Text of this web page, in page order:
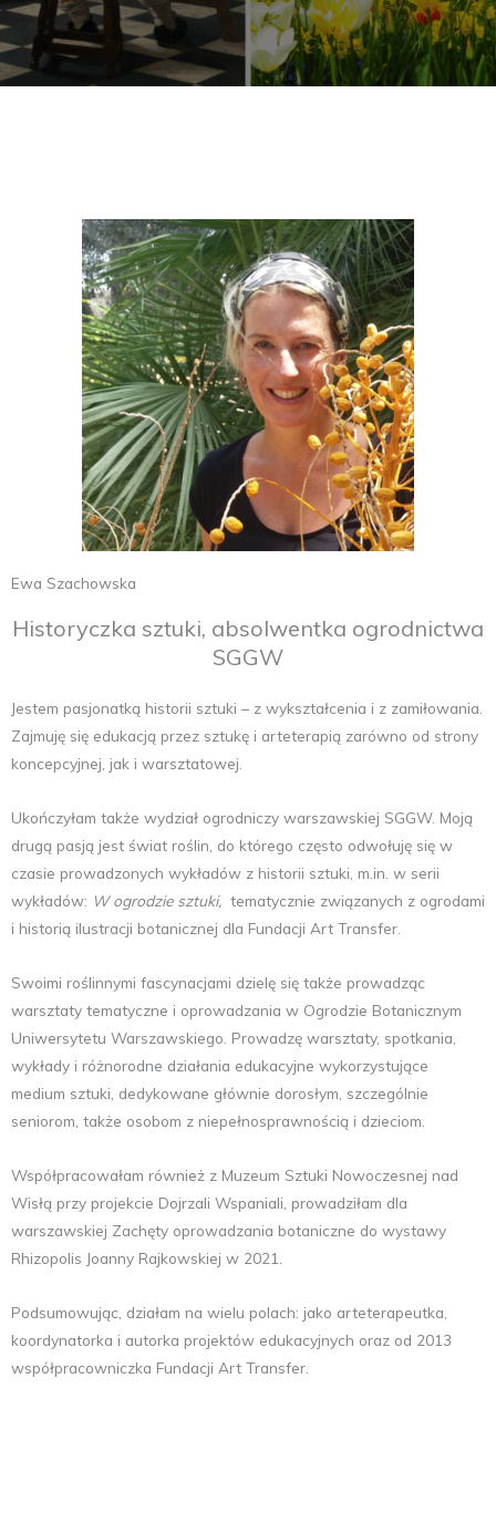
Ewa Szachowska
Historyczka sztuki, absolwentka ogrodnictwa
SGGW
Jestem pasjonatką historii sztuki – z wykształcenia i z zamiłowania.
Zajmuję się edukacją przez sztukę i arteterapią zarówno od strony
koncepcyjnej, jak i warsztatowej.
Ukończyłam także wydział ogrodniczy warszawskiej SGGW. Moją
drugą pasją jest świat roślin, do którego często odwołuję się w
czasie prowadzonych wykładów z historii sztuki, m.in. w serii
wykładów: W ogrodzie sztuki, tematycznie związanych z ogrodami
i historią ilustracji botanicznej dla Fundacji Art Transfer.
Swoimi roślinnymi fascynacjami dzielę się także prowadząc
warsztaty tematyczne i oprowadzania w Ogrodzie Botanicznym
Uniwersytetu Warszawskiego. Prowadzę warsztaty, spotkania,
wykłady i różnorodne działania edukacyjne wykorzystujące
medium sztuki, dedykowane głównie dorosłym, szczególnie
seniorom, także osobom z niepełnosprawnością i dzieciom.
Współpracowałam również z Muzeum Sztuki Nowoczesnej nad
Wisłą przy projekcie Dojrzali Wspaniali, prowadziłam dla
warszawskiej Zachęty oprowadzania botaniczne do wystawy
Rhizopolis Joanny Rajkowskiej w 2021.
Podsumowując, działam na wielu polach: jako arteterapeutka,
koordynatorka i autorka projektów edukacyjnych oraz od 2013
współpracowniczka Fundacji Art Transfer.